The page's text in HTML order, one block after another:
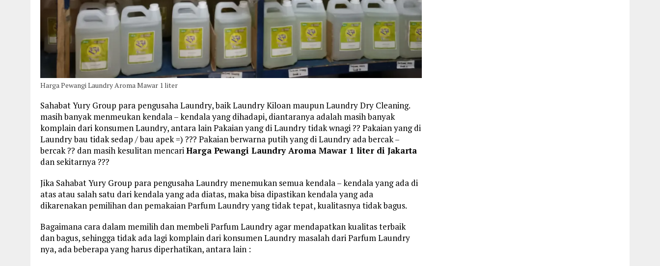
Harga Pewangi Laundry Aroma Mawar 1 liter
Sahabat Yury Group para pengusaha Laundry, baik Laundry Kiloan maupun Laundry Dry Cleaning.
masih banyak menmeukan kendala – kendala yang dihadapi, diantaranya adalah masih banyak
komplain dari konsumen Laundry, antara lain Pakaian yang di Laundry tidak wnagi ?? Pakaian yang di
Laundry bau tidak sedap / bau apek =) ??? Pakaian berwarna putih yang di Laundry ada bercak –
bercak ?? dan masih kesulitan mencariHarga Pewangi Laundry Aroma Mawar 1 liter di Jakarta
dan sekitarnya ???
Jika Sahabat Yury Group para pengusaha Laundry menemukan semua kendala – kendala yang ada di
atas atau salah satu dari kendala yang ada diatas, maka bisa dipastikan kendala yang ada
dikarenakan pemilihan dan pemakaian Parfum Laundry yang tidak tepat, kualitasnya tidak bagus.
Bagaimana cara dalam memilih dan membeli Parfum Laundry agar mendapatkan kualitas terbaik
dan bagus, sehingga tidak ada lagi komplain dari konsumen Laundry masalah dari Parfum Laundry
nya, ada beberapa yang harus diperhatikan, antara lain :